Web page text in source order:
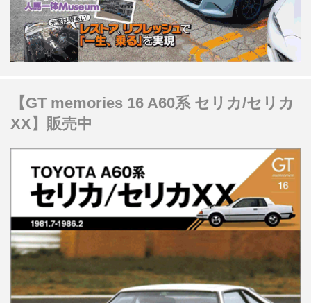
【GT memories 16 A60系 セリカ/セリカ
XX】販売中